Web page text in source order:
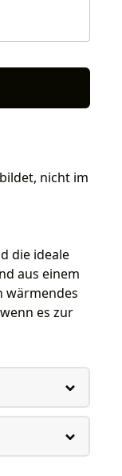
nicht im
die ideale
aus einem
wärmendes
es zur